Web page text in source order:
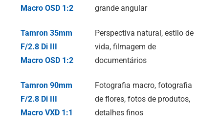
Macro OSD 1:2
grande angular
Tamron 35mm
F/2.8 Di III
Macro OSD 1:2
Perspectiva natural, estilo de
vida, filmagem de
documentários
Tamron 90mm
F/2.8 Di III
Macro VXD 1:1
Fotografia macro, fotografia
de flores, fotos de produtos,
detalhes finos